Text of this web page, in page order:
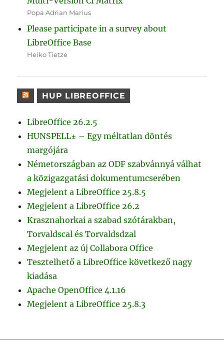
Popa Adrian Marius
Please participate in a survey about
LibreOffice Base
Heiko Tietze
HUP LIBREOFFICE
LibreOffice 26.2.5
HUNSPELL± – Egy méltatlan döntés
margójára
Németországban az ODF szabvánnyá válhat
a közigazgatási dokumentumcserében
Megjelent a LibreOffice 25.8.5
Megjelent a LibreOffice 26.2
Krasznahorkai a szabad szótárakban,
Torvaldscal és Torvaldsdzal
Megjelent az új Collabora Office
Tesztelhető a LibreOffice következő nagy
kiadása
Apache OpenOffice 4.1.16
Megjelent a LibreOffice 25.8.3